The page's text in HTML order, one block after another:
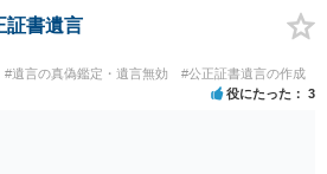
証書遺言
#遺言の真偽鑑定・遺言無効 #公正証書遺言の作成
役にたった 3